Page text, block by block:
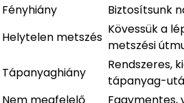
Fényhiány
Biztosítsunk
Helytelen metszés
Kövessük a
metszési
Tápanyaghiány
Rendszeres,
tápanyag-